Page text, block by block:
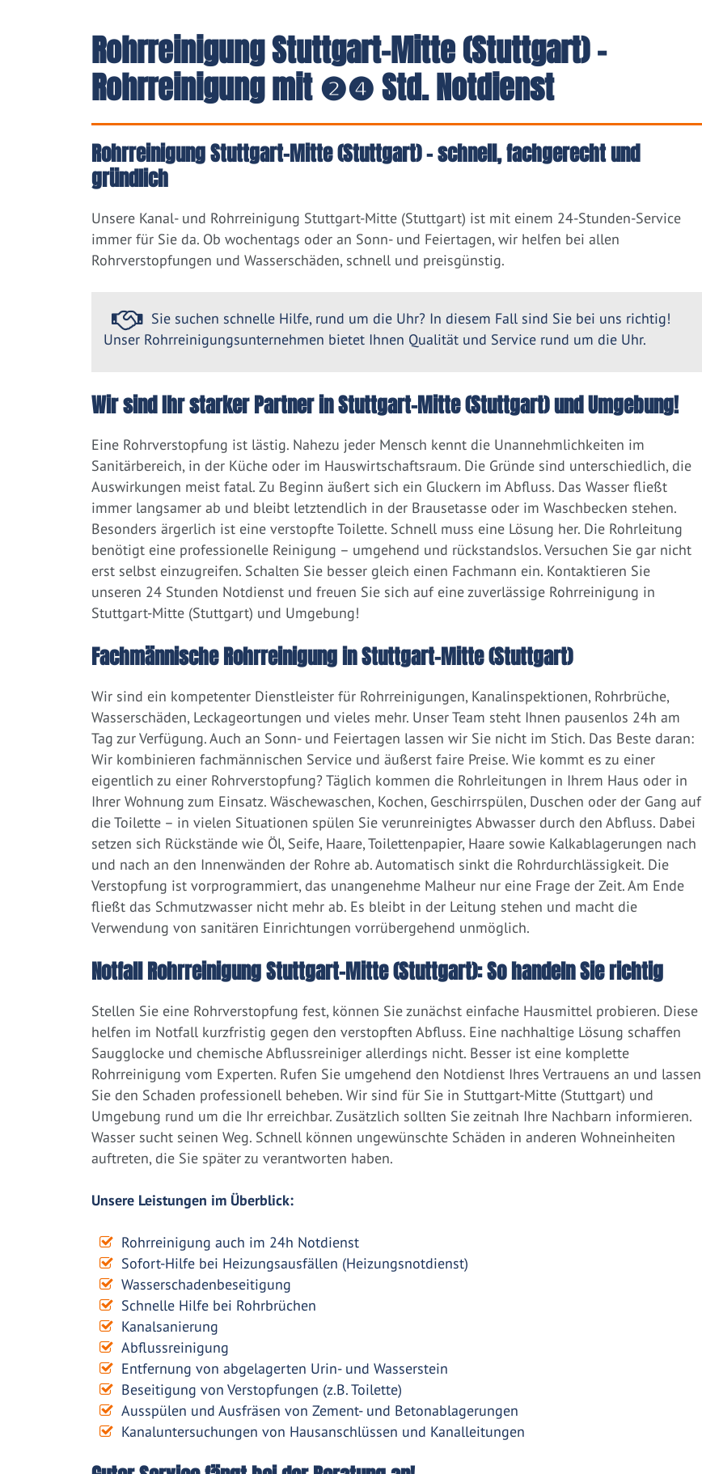
Rohrreinigung Stuttgart-Mitte (Stuttgart) -
Rohrreinigung mit ❷❹ Std. Notdienst
Rohrreinigung Stuttgart-Mitte (Stuttgart) – schnell, fachgerecht und
gründlich
Unsere Kanal- und Rohrreinigung Stuttgart-Mitte (Stuttgart) ist mit einem 24-Stunden-Service
immer für Sie da. Ob wochentags oder an Sonn- und Feiertagen, wir helfen bei allen
Rohrverstopfungen und Wasserschäden, schnell und preisgünstig.
Sie suchen schnelle Hilfe, rund um die Uhr? In diesem Fall sind Sie bei uns richtig!
Unser Rohrreinigungsunternehmen bietet Ihnen Qualität und Service rund um die Uhr.
Wir sind Ihr starker Partner in Stuttgart-Mitte (Stuttgart) und Umgebung!
Eine Rohrverstopfung ist lästig. Nahezu jeder Mensch kennt die Unannehmlichkeiten im
Sanitärbereich, in der Küche oder im Hauswirtschaftsraum. Die Gründe sind unterschiedlich, die
Auswirkungen meist fatal. Zu Beginn äußert sich ein Gluckern im Abfluss. Das Wasser fließt
immer langsamer ab und bleibt letztendlich in der Brausetasse oder im Waschbecken stehen.
Besonders ärgerlich ist eine verstopfte Toilette. Schnell muss eine Lösung her. Die Rohrleitung
benötigt eine professionelle Reinigung – umgehend und rückstandslos. Versuchen Sie gar nicht
erst selbst einzugreifen. Schalten Sie besser gleich einen Fachmann ein. Kontaktieren Sie
unseren 24 Stunden Notdienst und freuen Sie sich auf eine zuverlässige Rohrreinigung in
Stuttgart-Mitte (Stuttgart) und Umgebung!
Fachmännische Rohrreinigung in Stuttgart-Mitte (Stuttgart)
Wir sind ein kompetenter Dienstleister für Rohrreinigungen, Kanalinspektionen, Rohrbrüche,
Wasserschäden, Leckageortungen und vieles mehr. Unser Team steht Ihnen pausenlos 24h am
Tag zur Verfügung. Auch an Sonn- und Feiertagen lassen wir Sie nicht im Stich. Das Beste daran:
Wir kombinieren fachmännischen Service und äußerst faire Preise. Wie kommt es zu einer
eigentlich zu einer Rohrverstopfung? Täglich kommen die Rohrleitungen in Ihrem Haus oder in
Ihrer Wohnung zum Einsatz. Wäschewaschen, Kochen, Geschirrspülen, Duschen oder der Gang auf
die Toilette – in vielen Situationen spülen Sie verunreinigtes Abwasser durch den Abfluss. Dabei
setzen sich Rückstände wie Öl, Seife, Haare, Toilettenpapier, Haare sowie Kalkablagerungen nach
und nach an den Innenwänden der Rohre ab. Automatisch sinkt die Rohrdurchlässigkeit. Die
Verstopfung ist vorprogrammiert, das unangenehme Malheur nur eine Frage der Zeit. Am Ende
fließt das Schmutzwasser nicht mehr ab. Es bleibt in der Leitung stehen und macht die
Verwendung von sanitären Einrichtungen vorrübergehend unmöglich.
Notfall Rohrreinigung Stuttgart-Mitte (Stuttgart): So handeln Sie richtig
Stellen Sie eine Rohrverstopfung fest, können Sie zunächst einfache Hausmittel probieren. Diese
helfen im Notfall kurzfristig gegen den verstopften Abfluss. Eine nachhaltige Lösung schaffen
Saugglocke und chemische Abflussreiniger allerdings nicht. Besser ist eine komplette
Rohrreinigung vom Experten. Rufen Sie umgehend den Notdienst Ihres Vertrauens an und lassen
Sie den Schaden professionell beheben. Wir sind für Sie in Stuttgart-Mitte (Stuttgart) und
Umgebung rund um die Ihr erreichbar. Zusätzlich sollten Sie zeitnah Ihre Nachbarn informieren.
Wasser sucht seinen Weg. Schnell können ungewünschte Schäden in anderen Wohneinheiten
auftreten, die Sie später zu verantworten haben.
Unsere Leistungen im Überblick:
Rohrreinigung auch im 24h Notdienst
Sofort-Hilfe bei Heizungsausfällen (Heizungsnotdienst)
Wasserschadenbeseitigung
Schnelle Hilfe bei Rohrbrüchen
Kanalsanierung
Abflussreinigung
Entfernung von abgelagerten Urin- und Wasserstein
Beseitigung von Verstopfungen (z.B. Toilette)
Ausspülen und Ausfräsen von Zement- und Betonablagerungen
Kanaluntersuchungen von Hausanschlüssen und Kanalleitungen